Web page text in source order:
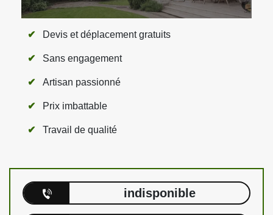
Devis et déplacement gratuits
Sans engagement
Artisan passionné
Prix imbattable
Travail de qualité
indisponible